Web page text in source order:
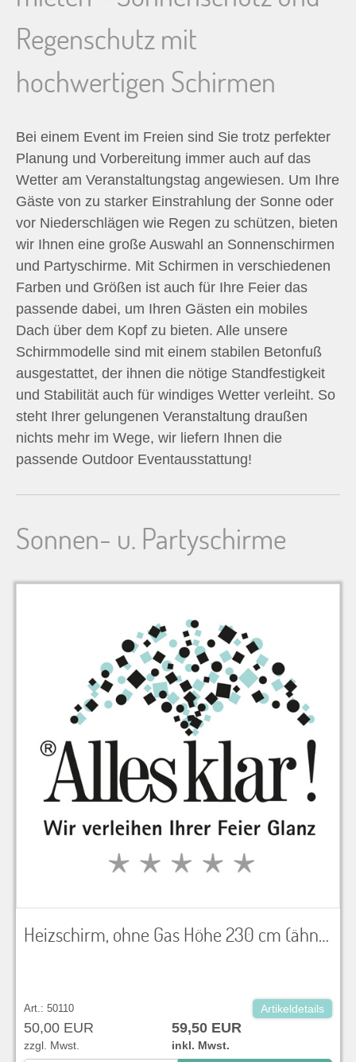
n
a
:
Regenschutz mit
hochwertigen Schirmen
Bei einem Event im Freien sind Sie trotz perfekter
Planung und Vorbereitung immer auch auf das
Wetter am Veranstaltungstag angewiesen. Um Ihre
Gäste von zu starker Einstrahlung der Sonne oder
vor Niederschlägen wie Regen zu schützen, bieten
wir Ihnen eine große Auswahl an Sonnenschirmen
und Partyschirme. Mit Schirmen in verschiedenen
Farben und Größen ist auch für Ihre Feier das
passende dabei, um Ihren Gästen ein mobiles
Dach über dem Kopf zu bieten. Alle unsere
Schirmmodelle sind mit einem stabilen Betonfuß
ausgestattet, der ihnen die nötige Standfestigkeit
und Stabilität auch für windiges Wetter verleiht. So
steht Ihrer gelungenen Veranstaltung draußen
nichts mehr im Wege, wir liefern Ihnen die
passende Outdoor Eventausstattung!
Sonnen- u. Partyschirme
Heizschirm, ohne Gas Höhe 230 cm (ähnlich wie Abbildung)
Art.: 50110 Artikeldetails
50,00 EUR 59,50 EUR
zzgl. Mwst.
inkl. Mwst.